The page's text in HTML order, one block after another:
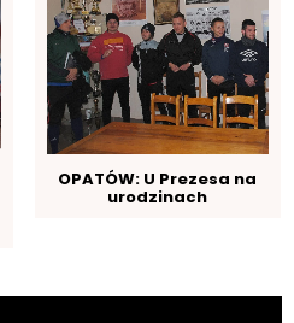
OPATÓW: U Prezesa na
urodzinach